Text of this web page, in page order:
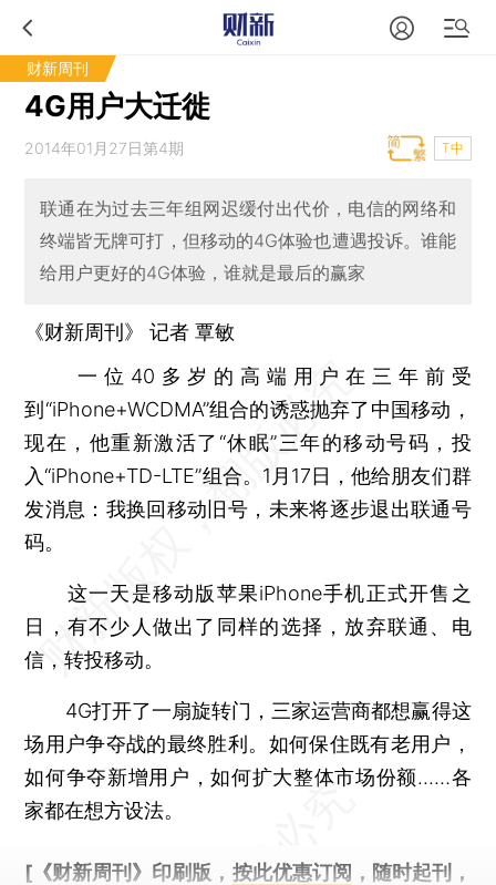
财新周刊
4G用户大迁徙
2014年01月27日第4期 T中
联通在为过去三年组网迟缓付出代价，电信的网络和
终端皆无牌可打，但移动的4G体验也遭遇投诉。谁能
给用户更好的4G体验，谁就是最后的赢家
《财新周刊》 记者覃敏
一位40多岁的高端用户在三年前受
到“iPhone+WCDMA”组合的诱惑抛弃了中国移动，
现在，他重新激活了“休眠”三年的移动号码，投
入“iPhone+TD-LTE”组合。1月17日，他给朋友们群
发消息：我换回移动旧号，未来将逐步退出联通号
码。
这一天是移动版苹果iPhone手机正式开售之
日，有不少人做出了同样的选择，放弃联通、电
信，转投移动。
4G打开了一扇旋转门，三家运营商都想赢得这
场用户争夺战的最终胜利。如何保住既有老用户，
如何争夺新增用户，如何扩大整体市场份额……各
家都在想方设法。
[《财新周刊》印刷版， 按此优惠订阅 ，随时起刊，